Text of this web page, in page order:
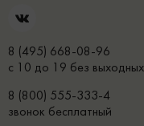
8 (495) 668-08-96
с 10 до 19 без выходных
8 (800) 555-333-4
звонок бесплатный